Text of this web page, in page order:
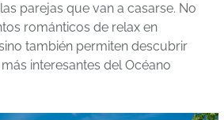
parejas que van a casarse. No
románticos de relax en
también permiten descubrir
interesantes del Océano